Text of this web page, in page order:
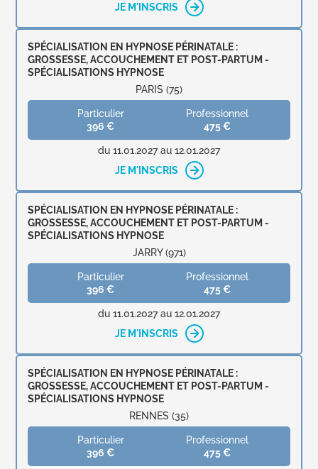
JE M'INSCRIS
SPÉCIALISATION EN HYPNOSE PÉRINATALE :
GROSSESSE, ACCOUCHEMENT ET POST-PARTUM -
SPÉCIALISATIONS HYPNOSE
PARIS (75)
Particulier
396 €
Professionnel
475 €
du 11.01.2027 au 12.01.2027
JE M'INSCRIS
SPÉCIALISATION EN HYPNOSE PÉRINATALE :
GROSSESSE, ACCOUCHEMENT ET POST-PARTUM -
SPÉCIALISATIONS HYPNOSE
JARRY (971)
Particulier
396 €
Professionnel
475 €
du 11.01.2027 au 12.01.2027
JE M'INSCRIS
SPÉCIALISATION EN HYPNOSE PÉRINATALE :
GROSSESSE, ACCOUCHEMENT ET POST-PARTUM -
SPÉCIALISATIONS HYPNOSE
RENNES (35)
Particulier
396 €
Professionnel
475 €